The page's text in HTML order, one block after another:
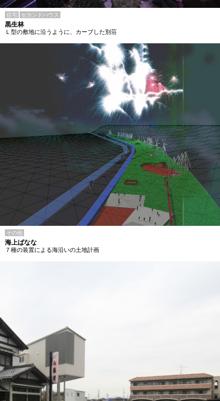
住宅 セカンドハウス
黒生林
Ｌ型の敷地に沿うように、カーブした別荘
その他
海上ばなな
７種の装置による海沿いの土地計画